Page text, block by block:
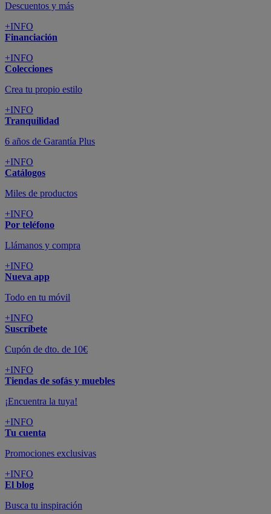
Descuentos y más
+INFO
Financiación
+INFO
Colecciones
Crea tu propio estilo
+INFO
Tranquilidad
6 años de Garantía Plus
+INFO
Catálogos
Miles de productos
+INFO
Por teléfono
Llámanos y compra
+INFO
Nueva app
Todo en tu móvil
+INFO
Suscríbete
Cupón de dto. de 10€
+INFO
Tiendas de sofás y muebles
¡Encuentra la tuya!
+INFO
Tu cuenta
Promociones exclusivas
+INFO
El blog
Busca tu inspiración